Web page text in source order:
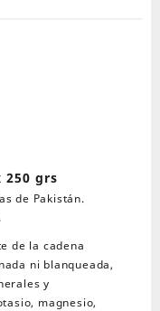
250 grs
de Pakistán.
de la cadena
ni blanqueada,
y
magnesio,